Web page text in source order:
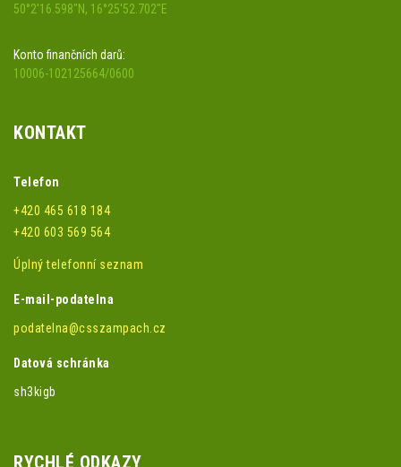
50°2'16.598"N, 16°25'52.702"E
Konto finančních darů:
10006-102125664/0600
KONTAKT
Telefon
+420 465 618 184
+420 603 569 564
Úplný telefonní seznam
E-mail-podatelna
podatelna@csszampach.cz
Datová schránka
sh3kigb
RYCHLÉ ODKAZY